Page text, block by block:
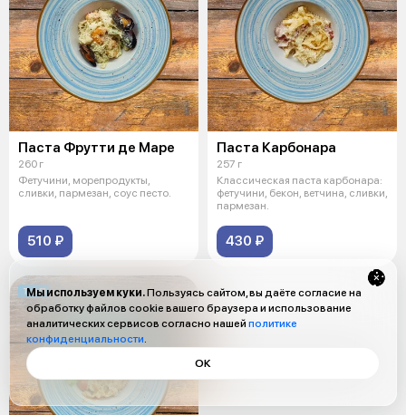
Паста Фрутти де Маре
260 г
Фетучини, морепродукты,
сливки, пармезан, соус песто.
510 ₽
Паста Карбонара
257 г
Классическая паста карбонара:
фетучини, бекон, ветчина, сливки,
пармезан.
430 ₽
ТОП
Мы используем куки.Пользуясь сайтом, вы даёте согласие на
обработку файлов cookie вашего браузера и использование
аналитических сервисов согласно нашей политике
конфиденциальности.
ОК